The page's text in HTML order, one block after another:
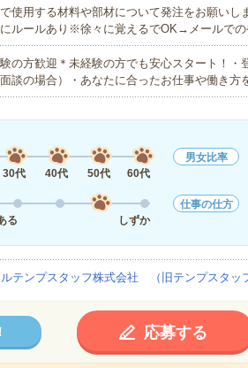
で使用する材料や部材について発注をお願い
ルールあり※徐々に覚えるでOK→メールで
験の方歓迎＊未経験の方でも安心スタート！
面談の場合）・あなたに合ったお仕事や働き
30代 40代 50代 60代
男女比率
る
しずか
仕事の仕方
テンプスタッフ株式会社 （旧テンプスタッ
応募する